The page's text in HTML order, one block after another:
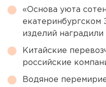
«Основа уюта
екатеринбургском
изделий
Китайские
российские
Водяное